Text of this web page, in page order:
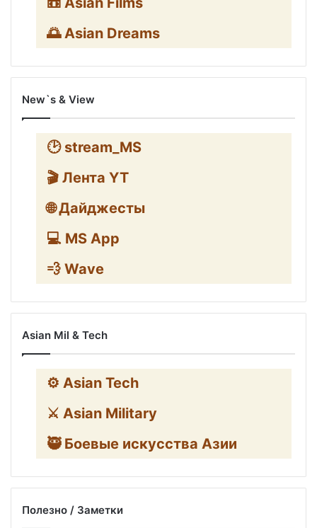
🌅 Asian Dreams
New`s & View
🕑 stream_MS
🎬 Лента YT
🌐 Дайджесты
💻 MS App
💨 Wave
Asian Mil & Tech
⚙️ Asian Tech
⚔️ Asian Military
🥷 Боевые искусства Азии
Полезно / Заметки